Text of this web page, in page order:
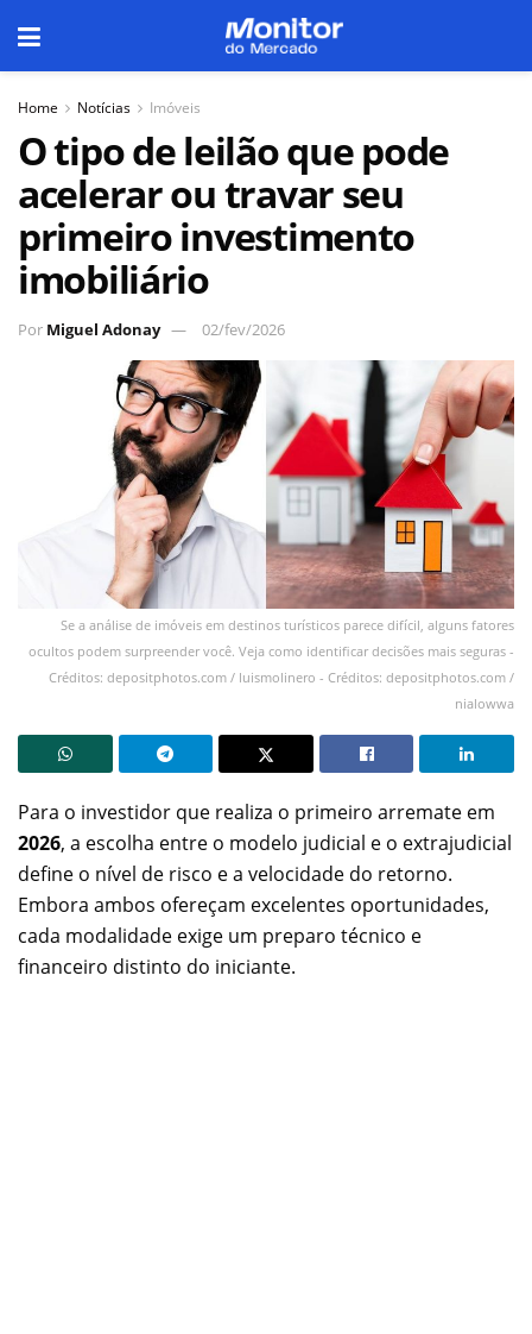
Home Notícias Imóveis
O tipo de leilão que pode
acelerar ou travar seu
primeiro investimento
imobiliário
Por Miguel Adonay 02/fev/2026
Se a análise de imóveis em destinos turísticos parece difícil, alguns fatores
ocultos podem surpreender você. Veja como identificar decisões mais seguras -
Créditos: depositphotos.com / luismolinero - Créditos: depositphotos.com /
nialowwa
Para o investidor que realiza o primeiro arremate em
2026, a escolha entre o modelo judicial e o extrajudicial
define o nível de risco e a velocidade do retorno.
Embora ambos ofereçam excelentes oportunidades,
cada modalidade exige um preparo técnico e
financeiro distinto do iniciante.